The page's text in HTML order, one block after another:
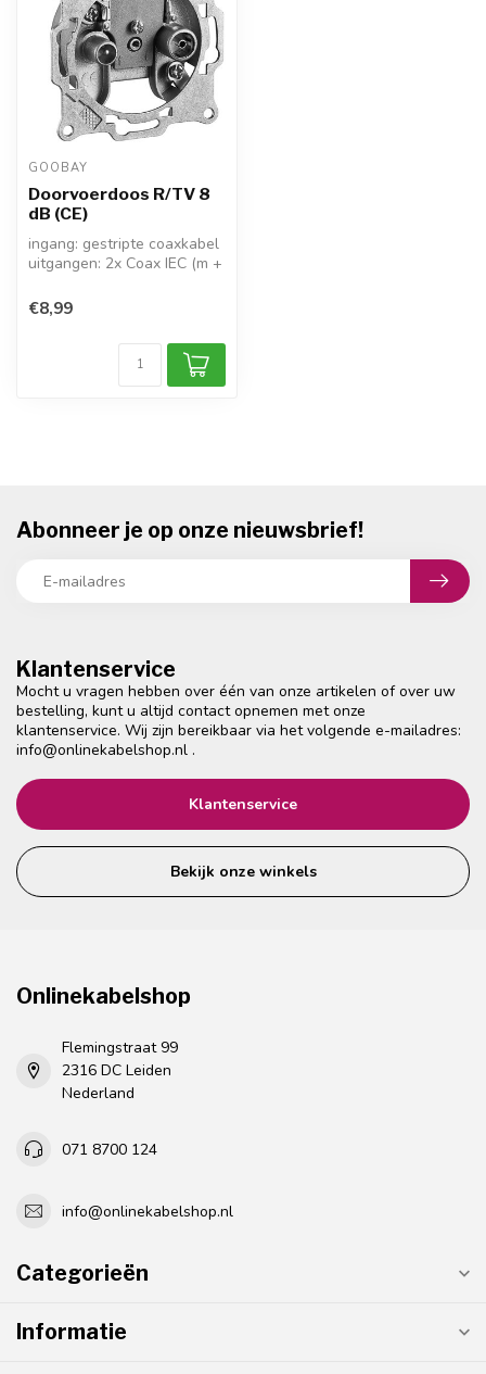
GOOBAY
Doorvoerdoos R/TV 8
dB (CE)
ingang: gestripte coaxkabel
uitgangen: 2x Coax IEC (m +
doorvoer: gestripte c...
€8,99
Klantenservice
Mocht u vragen hebben over één van onze artikelen of over uw
bestelling, kunt u altijd contact opnemen met onze
klantenservice. Wij zijn bereikbaar via het volgende e-mailadres:
info@onlinekabelshop.nl .
Klantenservice
Bekijk onze winkels
Abonneer je op onze nieuwsbrief!
Onlinekabelshop
Flemingstraat 99
2316 DC Leiden
Nederland
071 8700 124
info@onlinekabelshop.nl
Categorieën
Informatie